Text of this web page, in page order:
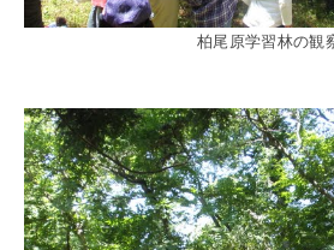
柏尾原学習林の観